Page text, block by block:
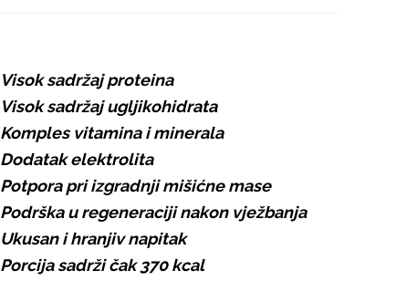
Visok sadržaj proteina
Visok sadržaj ugljikohidrata
Komples vitamina i minerala
Dodatak elektrolita
Potpora pri izgradnji mišićne mase
Podrška u regeneraciji nakon vježbanja
Ukusan i hranjiv napitak
Porcija sadrži čak 370 kcal